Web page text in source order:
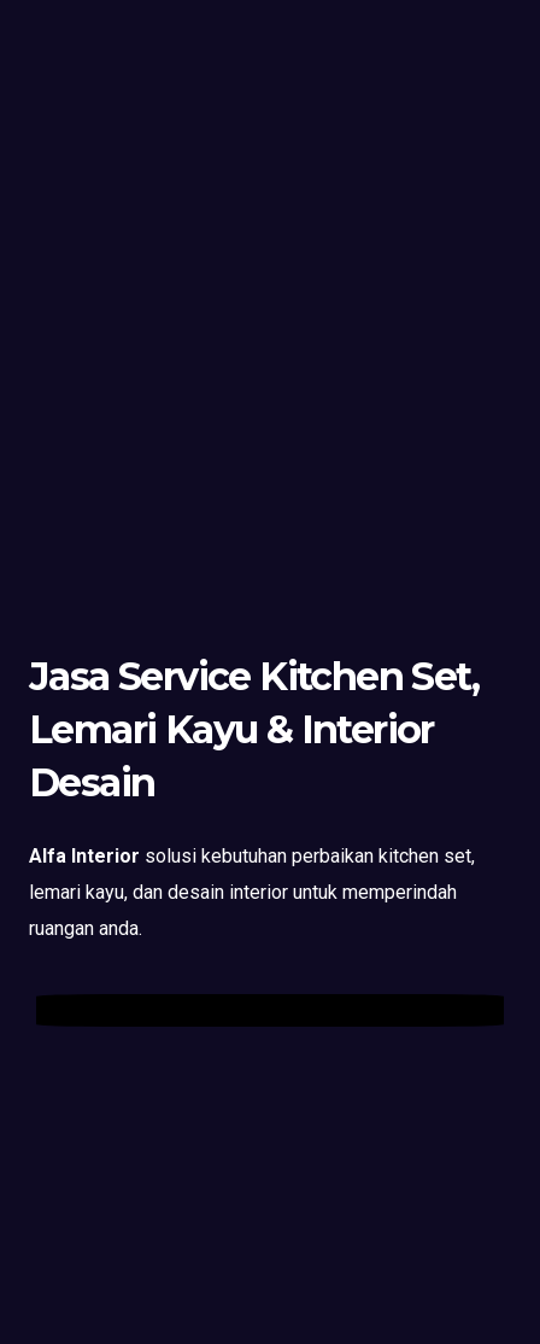
Jasa Service Kitchen Set,
Lemari Kayu & Interior
Desain
Alfa Interior solusi kebutuhan perbaikan kitchen set,
lemari kayu, dan desain interior untuk memperindah
ruangan anda.